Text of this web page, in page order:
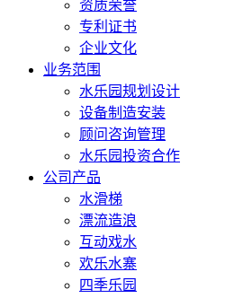
资质荣誉
专利证书
企业文化
业务范围
水乐园规划设计
设备制造安装
顾问咨询管理
水乐园投资合作
公司产品
水滑梯
漂流造浪
互动戏水
欢乐水寨
四季乐园